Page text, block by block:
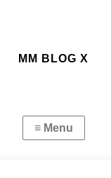
MM BLOG X